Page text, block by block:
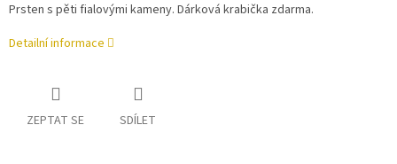
Prsten s pěti fialovými kameny. Dárková krabička zdarma.
Detailní informace
ZEPTAT SE SDÍLET